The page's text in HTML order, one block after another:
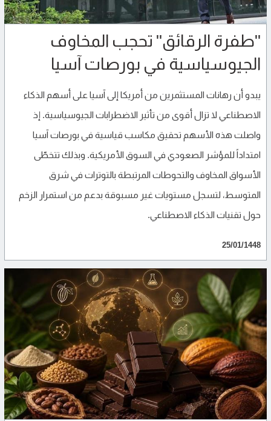
"طفرة الرقائق" تحجب المخاوف
الجيوسياسية في بورصات آسيا
يبدو أن رهانات المستثمرين من أمريكا إلى آسيا على أسهم الذكاء
الاصطناعي لا تزال أقوى من تأثير الاضطرابات الجيوسياسية. إذ
واصلت هذه الأسهم تحقيق مكاسب قياسية في بورصات آسيا
امتداداً للمؤشر الصعودي في السوق الأمريكية. وبذلك تتخطّى
الأسواق المخاوف والتحوطات المرتبطة بالتوترات في شرق
المتوسط، لتسجل مستويات غير مسبوقة بدعم من استمرار الزخم
حول تقنيات الذكاء الاصطناعي.
25/01/1448